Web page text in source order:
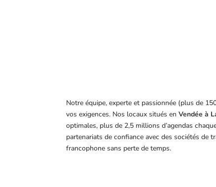
Notre équipe, experte et passionnée (plus de
vos exigences. Nos locaux situés enVendée à
optimales, plus de 2,5 millions d’agendas
partenariats de confiance avec des sociétés de
francophone sans perte de temps.